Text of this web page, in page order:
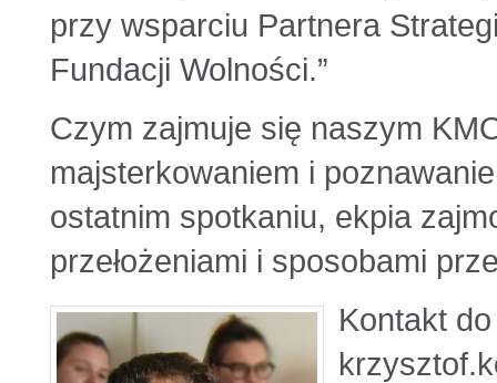
przy wsparciu Partnera
Fundacji Wolności.”
Czym zajmuje się naszym
majsterkowaniem i
ostatnim spotkaniu, ekpia
przełożeniami i sposobami
Kontakt